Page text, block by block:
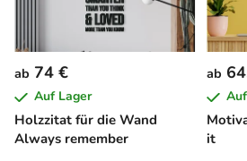
Holzzitat für die Wand
Always remember
ab 74 €
Auf Lager
it
ab